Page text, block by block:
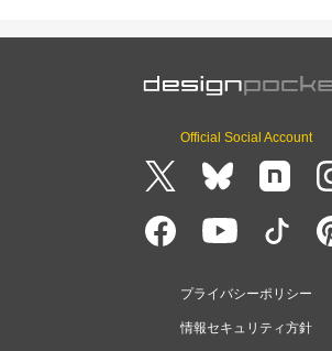
Official Social Account
プライバシーポリシー
情報セキュリティ方針